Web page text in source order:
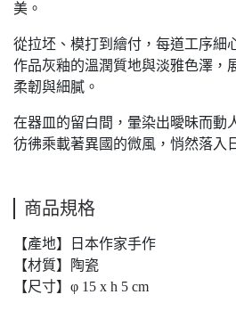
美。
從拉坯、模打到繪付，每道工序細
作品灰釉的溫潤質地與淡雅色澤，
柔韌與細膩。
在器皿的留白間，暈染出曖昧而動
彷彿乘載著異國的微風，悄然落入
商品規格
【產地】日本作家手作
【材質】陶瓷
【尺寸】φ 15 x h 5 cm